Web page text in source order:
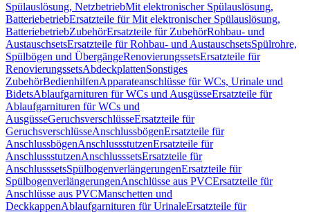
Spülauslösung, NetzbetriebMit elektronischer Spülauslösung,
BatteriebetriebErsatzteile für Mit elektronischer Spülauslösung,
BatteriebetriebZubehörErsatzteile für ZubehörRohbau- und
AustauschsetsErsatzteile für Rohbau- und AustauschsetsSpülrohre,
Spülbögen und ÜbergängeRenovierungssetsErsatzteile für
RenovierungssetsAbdeckplattenSonstiges
ZubehörBedienhilfenApparateanschlüsse für WCs, Urinale und
BidetsAblaufgarnituren für WCs und AusgüsseErsatzteile für
Ablaufgarnituren für WCs und
AusgüsseGeruchsverschlüsseErsatzteile für
GeruchsverschlüsseAnschlussbögenErsatzteile für
AnschlussbögenAnschlussstutzenErsatzteile für
AnschlussstutzenAnschlusssetsErsatzteile für
AnschlusssetsSpülbogenverlängerungenErsatzteile für
SpülbogenverlängerungenAnschlüsse aus PVCErsatzteile für
Anschlüsse aus PVCManschetten und
DeckkappenAblaufgarnituren für UrinaleErsatzteile für